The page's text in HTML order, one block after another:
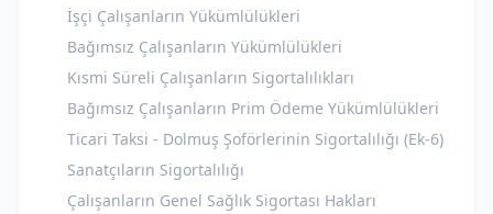
İşçi Çalışanların Yükümlülükleri
Bağımsız Çalışanların Yükümlülükleri
Kısmi Süreli Çalışanların Sigortalılıkları
Bağımsız Çalışanların Prim Ödeme Yükümlülükleri
Ticari Taksi - Dolmuş Şoförlerinin Sigortalılığı (Ek-6)
Sanatçıların Sigortalılığı
Çalışanların Genel Sağlık Sigortası Hakları